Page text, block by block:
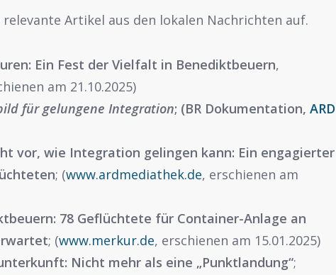
Artikel aus den lokalen Nachrichten auf.
Ein Fest der Vielfalt in Benediktbeuern,
am 21.10.2025)
für gelungene Integration; (BR Dokumentation,ARD
vor, wie Integration gelingen kann: Ein engagierter
; (www.ardmediathek.de, erschienen am
78 Geflüchtete für Container-Anlage an
; (www.merkur.de, erschienen am 15.01.2025)
Nicht mehr als eine „Punktlandung“;